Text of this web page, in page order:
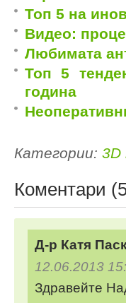
Топ 5 на
Видео:
Любимата
Топ 5
година
Категории: 3D
Коментари
Д-р Катя
12.06.2013
Здравейте